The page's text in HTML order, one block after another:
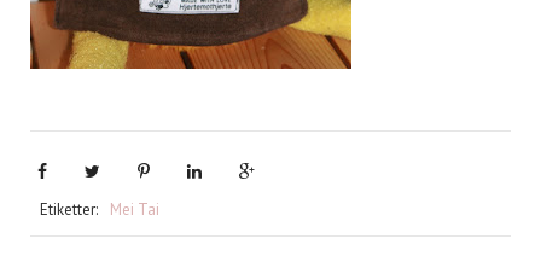
Etiketter: Mei Tai